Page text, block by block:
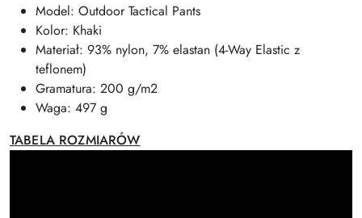
Model: Outdoor Tactical Pants
Kolor: Khaki
Materiał: 93% nylon, 7% elastan (4-Way Elastic z
teflonem)
Gramatura: 200 g/m2
Waga: 497 g
TABELA ROZMIARÓW